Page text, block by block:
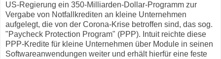
US-Regierung ein 350-Milliarden-Dollar-Programm zur
Vergabe von Notfallkrediten an kleine Unternehmen
aufgelegt, die von der Corona-Krise betroffen sind, das sog.
"Paycheck Protection Program" (PPP). Intuit reichte diese
PPP-Kredite für kleine Unternehmen über Module in seinen
Softwareanwendungen weiter und erhält hierfür eine feste